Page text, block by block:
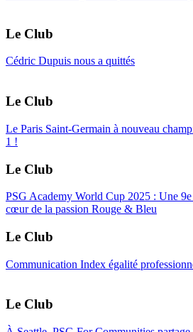
Le Club
Cédric Dupuis nous a quittés
Le Club
Le Paris Saint-Germain à nouveau
1 !
Le Club
PSG Academy World Cup 2025 : Une
cœur de la passion Rouge & Bleu
Le Club
Communication Index égalité
Le Club